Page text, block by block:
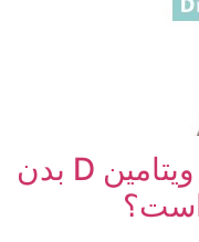
ریزش مو و بی‌حالی؛ آیا ویتامین D بدن